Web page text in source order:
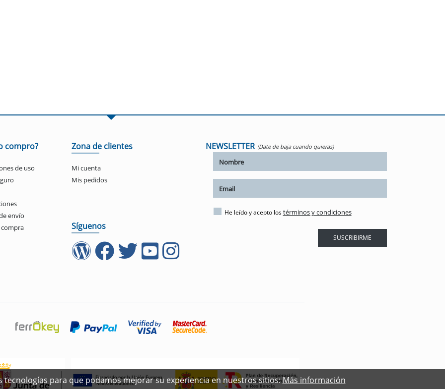
compro?
de uso
envío
compra
Zona de clientes
Mi cuenta
Mis pedidos
Síguenos
NEWSLETTER (Date de baja cuando quieras)
He leído y acepto lostérminos y condiciones
SUSCRIBIRME
tecnologías para que podamos mejorar su experiencia en nuestros sitios:Más información